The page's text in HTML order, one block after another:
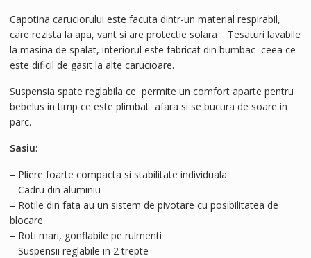
Capotina caruciorului este facuta dintr-un material respirabil,
care rezista la apa, vant si are protectie solara . Tesaturi lavabile
la masina de spalat, interiorul este fabricat din bumbac ceea ce
este dificil de gasit la alte carucioare.
Suspensia spate reglabila ce permite un comfort aparte pentru
bebelus in timp ce este plimbat afara si se bucura de soare in
parc.
Sasiu:
– Pliere foarte compacta si stabilitate individuala
– Cadru din aluminiu
– Rotile din fata au un sistem de pivotare cu posibilitatea de
blocare
– Roti mari, gonflabile pe rulmenti
– Suspensii reglabile in 2 trepte